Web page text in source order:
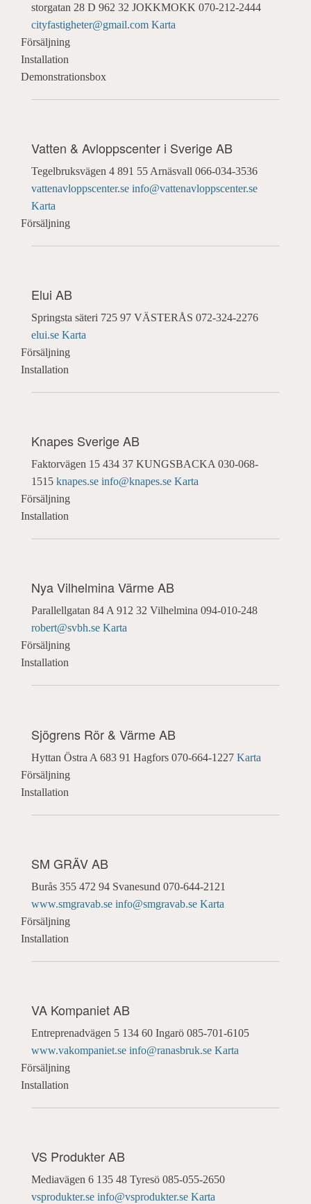
storgatan 28 D 962 32 JOKKMOKK 070-212-2444
cityfastigheter@gmail.com Karta
Försäljning
Installation
Demonstrationsbox
Vatten & Avloppscenter i Sverige AB
Tegelbruksvägen 4 891 55 Arnäsvall 066-034-3536
vattenavloppscenter.se info@vattenavloppscenter.se
Karta
Försäljning
Elui AB
Springsta säteri 725 97 VÄSTERÅS 072-324-2276
elui.se Karta
Försäljning
Installation
Knapes Sverige AB
Faktorvägen 15 434 37 KUNGSBACKA 030-068-
1515 knapes.se info@knapes.se Karta
Försäljning
Installation
Nya Vilhelmina Värme AB
Parallellgatan 84 A 912 32 Vilhelmina 094-010-248
robert@svbh.se Karta
Försäljning
Installation
Sjögrens Rör & Värme AB
Hyttan Östra A 683 91 Hagfors 070-664-1227 Karta
Försäljning
Installation
SM GRÄV AB
Burås 355 472 94 Svanesund 070-644-2121
www.smgravab.se info@smgravab.se Karta
Försäljning
Installation
VA Kompaniet AB
Entreprenadvägen 5 134 60 Ingarö 085-701-6105
www.vakompaniet.se info@ranasbruk.se Karta
Försäljning
Installation
VS Produkter AB
Mediavägen 6 135 48 Tyresö 085-055-2650
vsprodukter.se info@vsprodukter.se Karta